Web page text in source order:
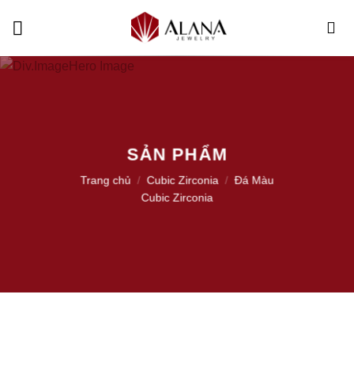
SẢN PHẨM
Trang chủ / Cubic Zirconia / Đá Màu
Cubic Zirconia